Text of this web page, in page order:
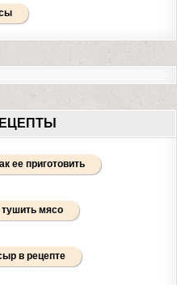
ее приготовить
тушить мясо
в рецепте